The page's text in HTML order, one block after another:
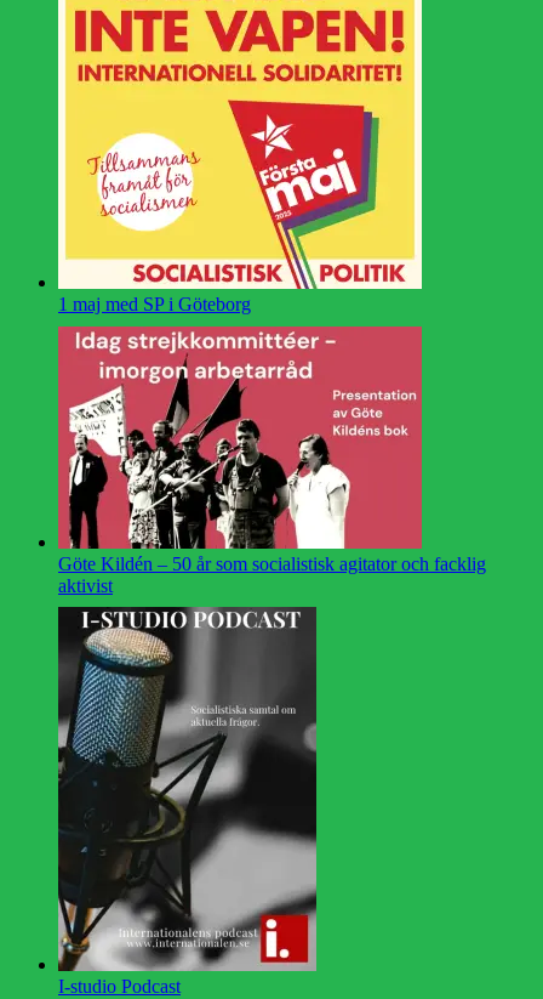
1 maj med SP i Göteborg
Göte Kildén – 50 år som socialistisk agitator och facklig
aktivist
I-studio Podcast